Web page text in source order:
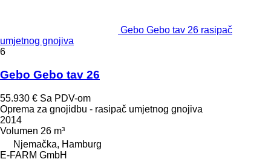
Gebo Gebo tav 26 rasipač
umjetnog gnojiva
6
Gebo Gebo tav 26
55.930 € Sa PDV-om
Oprema za gnojidbu - rasipač umjetnog gnojiva
2014
Volumen 26 m³
Njemačka, Hamburg
E-FARM GmbH